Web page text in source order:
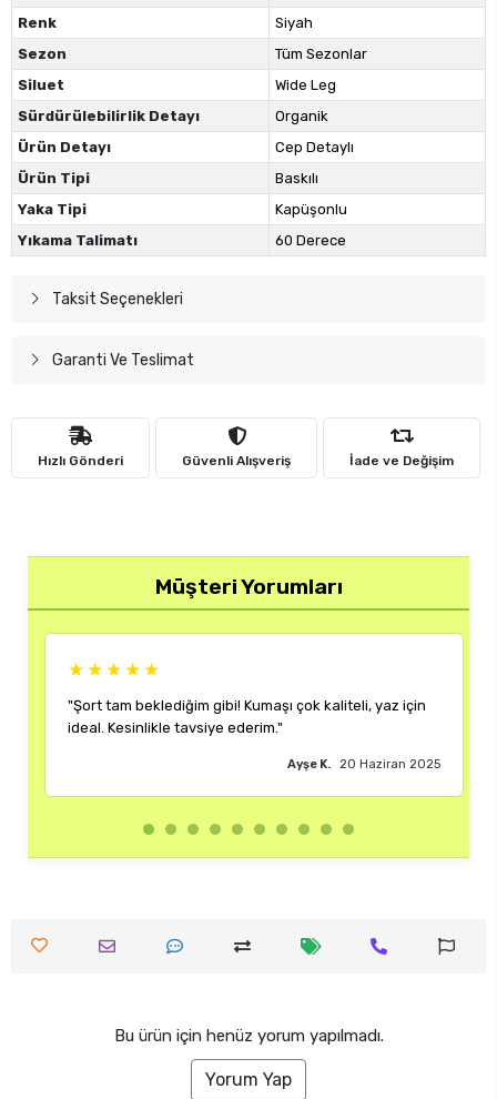
Renk
Siyah
Sezon
Tüm Sezonlar
Siluet
Wide Leg
Sürdürülebilirlik Detayı
Organik
Ürün Detayı
Cep Detaylı
Ürün Tipi
Baskılı
Yaka Tipi
Kapüşonlu
Yıkama Talimatı
60 Derece
Taksit Seçenekleri
Garanti Ve Teslimat
Hızlı Gönderi Güvenli Alışveriş İade ve Değişim
Müşteri Yorumları
yaz için
★★★★★
"Rengi ve kalıbı harika. Her kombinime uyum
çok memnun kaldım."
Burak M. 18 Haziran
Bu ürün için henüz yorum yapılmadı.
Yorum Yap